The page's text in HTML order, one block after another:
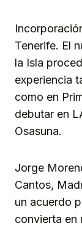
Tenerife. El
la Isla
experiencia
como en
debutar en
Osasuna.
Jorge
Cantos,
un acuerdo
convierta en